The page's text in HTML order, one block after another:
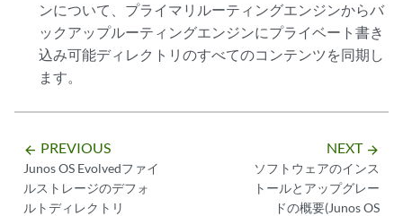
ンについて、プライマリルーティングエンジンからバ
ックアップルーティングエンジンにプライベート書き
込み可能ディレクトリのすべてのコンテンツを同期し
ます。
arrow_backward PREVIOUS
Junos OS Evolvedファイ
ルストレージのデフォ
ルトディレクトリ
NEXT arrow_forward
ソフトウェアのインス
トールとアップグレー
ドの概要(Junos OS